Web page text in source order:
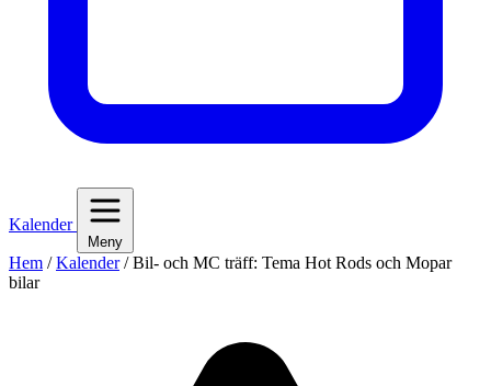
Kalender
Meny
Hem /Kalender/Bil- och MC träff: Tema Hot Rods och Mopar
bilar